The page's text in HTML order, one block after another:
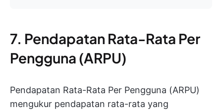
7. Pendapatan Rata-Rata Per
Pengguna (ARPU)
Pendapatan Rata-Rata Per Pengguna (ARPU)
mengukur pendapatan rata-rata yang